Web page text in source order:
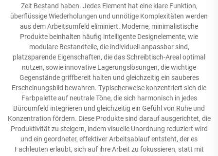
Zeit Bestand haben. Jedes Element hat eine klare Funktion,
überflüssige Wiederholungen und unnötige Komplexitäten werden
aus dem Arbeitsumfeld eliminiert. Moderne, minimalistische
Produkte beinhalten häufig intelligente Designelemente, wie
modulare Bestandteile, die individuell anpassbar sind,
platzsparende Eigenschaften, die das Schreibtisch-Areal optimal
nutzen, sowie innovative Lagerungslösungen, die wichtige
Gegenstände griffbereit halten und gleichzeitig ein sauberes
Erscheinungsbild bewahren. Typischerweise konzentriert sich die
Farbpalette auf neutrale Töne, die sich harmonisch in jedes
Büroumfeld integrieren und gleichzeitig ein Gefühl von Ruhe und
Konzentration fördern. Diese Produkte sind darauf ausgerichtet, die
Produktivität zu steigern, indem visuelle Unordnung reduziert wird
und ein geordneter, effektiver Arbeitsablauf entsteht, der es
Fachleuten erlaubt, sich auf ihre Arbeit zu fokussieren, statt mit